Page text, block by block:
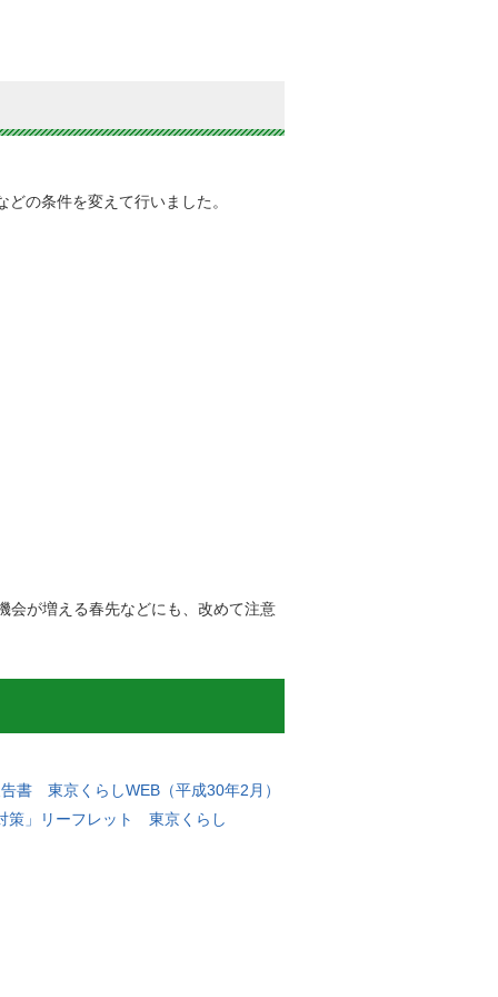
の条件を変えて行いました。
会が増える春先などにも、改めて注意
書 東京くらしWEB（平成30年2月）
策」リーフレット 東京くらし